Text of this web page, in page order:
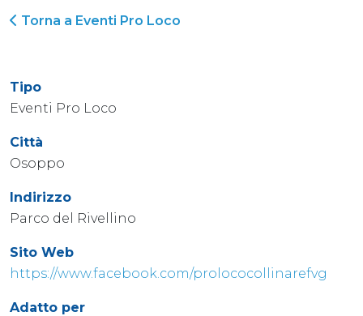
Torna a Eventi Pro Loco
Tipo
Eventi Pro Loco
Città
Osoppo
Indirizzo
Parco del Rivellino
Sito Web
https://www.facebook.com/prolococollinarefvg
Adatto per